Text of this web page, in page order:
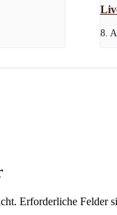
8.
Erforderliche Felder